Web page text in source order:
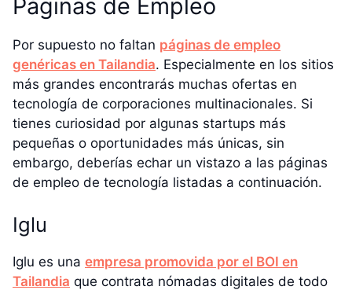
Páginas de Empleo
Por supuesto no faltan páginas de empleo
genéricas en Tailandia. Especialmente en los sitios
más grandes encontrarás muchas ofertas en
tecnología de corporaciones multinacionales. Si
tienes curiosidad por algunas startups más
pequeñas o oportunidades más únicas, sin
embargo, deberías echar un vistazo a las páginas
de empleo de tecnología listadas a continuación.
Iglu
Iglu es una empresa promovida por el BOI en
Tailandia que contrata nómadas digitales de todo